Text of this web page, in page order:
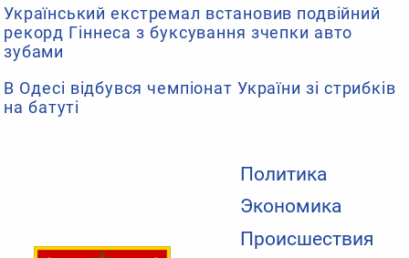
Политика
Экономика
Происшествия
Український екстремал встановив подвійний
рекорд Гіннеса з буксування зчепки авто
зубами
В Одесі відбувся чемпіонат України зі стрибків
на батуті